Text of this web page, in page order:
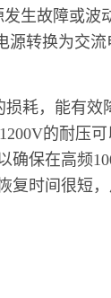
生故障或波
源转换为交
耗，能有效
的耐压
确保在高频
复时间很短，